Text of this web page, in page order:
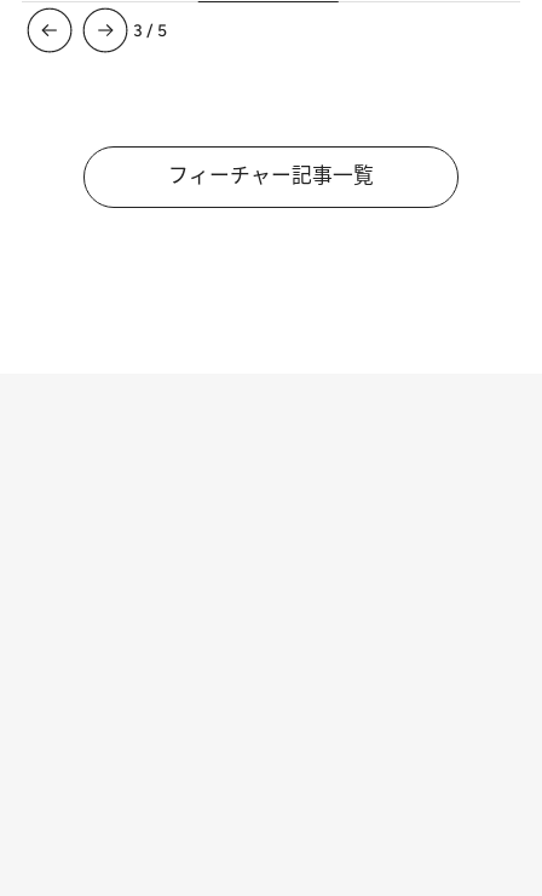
3 / 5
フィーチャー記事一覧